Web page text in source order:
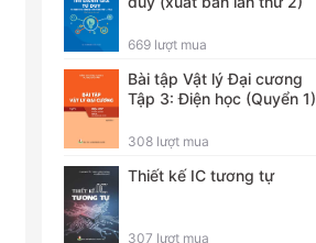
669 lượt mua
Bài tập Vật lý Đại cương
Tập 3: Điện học (Quyển 1)
308 lượt mua
Thiết kế IC tương tự
307 lượt mua